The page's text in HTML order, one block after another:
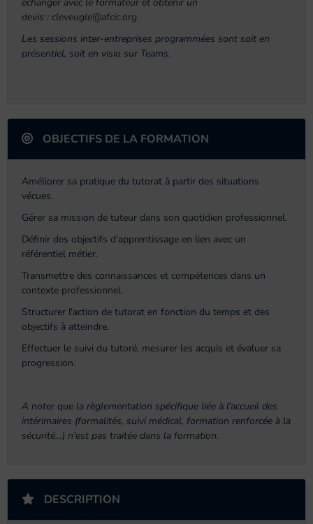
devis : cleveugle@afcic.org
Les sessions inter-entreprises programmées sont soit en
présentiel, soit en visio sur Teams.
OBJECTIFS DE LA FORMATION
Améliorer sa pratique du tutorat à partir des situations
vécues.
Gérer sa mission de tuteur dans son quotidien professionnel.
Définir des objectifs d'apprentissage en lien avec un
référentiel métier.
Transmettre des connaissances et compétences dans un
contexte professionnel.
Structurer l'action de tutorat en fonction du temps et des
objectifs à atteindre.
Effectuer le suivi du tutoré, mesurer les acquis et évaluer sa
progression.
A noter que la règlementation spécifique liée à l'accueil des
intérimaires (formalités, suivi médical, formation renforcée à la
sécurité…) n'est pas traitée dans la formation.
DESCRIPTION